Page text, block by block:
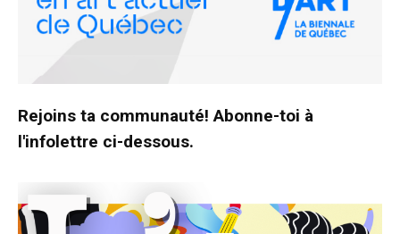
Rejoins ta communauté! Abonne-toi à
l'infolettre ci-dessous.